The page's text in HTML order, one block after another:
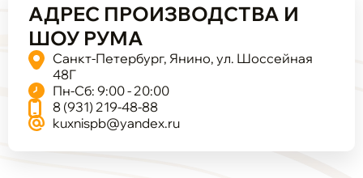
АДРЕС ПРОИЗВОДСТВА И
ШОУ РУМА
Санкт-Петербург, Янино, ул. Шоссейная
48Г
Пн-Сб: 9:00 - 20:00
8 (931) 219-48-88
kuxnispb@yandex.ru